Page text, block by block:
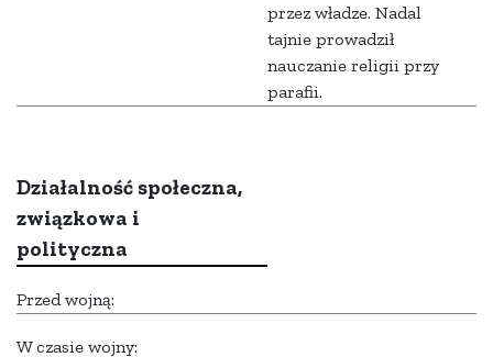
przez władze. Nadal
tajnie prowadził
nauczanie religii przy
parafii.
Działalność społeczna,
związkowa i
polityczna
Przed wojną:
W czasie wojny: